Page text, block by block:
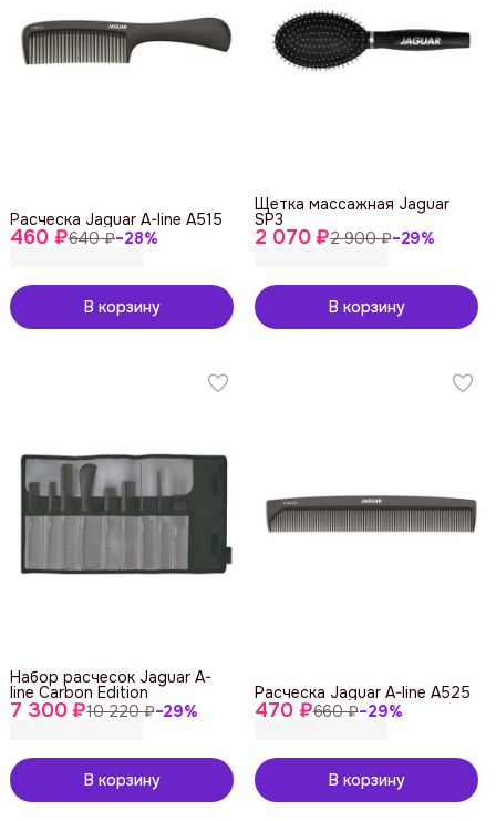
460 ₽640 ₽−28%
Расческа Jaguar A-line A515
В корзину
2 070 ₽2 900 ₽−29%
Щетка массажная Jaguar
SP3
В корзину
7 300 ₽10 220 ₽−29%
Набор расчесок Jaguar A-
line Carbon Edition
В корзину
470 ₽660 ₽−29%
Расческа Jaguar A-line A525
В корзину